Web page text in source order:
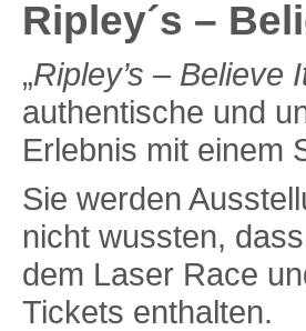
Ripley´s –
„Ripley’s – Believe
authentische und
Erlebnis mit einem
Sie werden
nicht wussten,
dem Laser Race
Tickets enthalten.